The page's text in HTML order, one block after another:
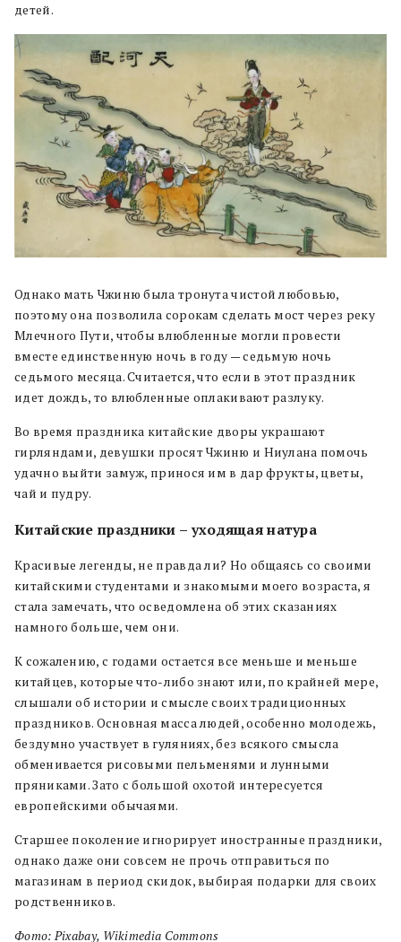
детей.
Однако мать Чжиню была тронута чистой любовью,
поэтому она позволила сорокам сделать мост через реку
Млечного Пути, чтобы влюбленные могли провести
вместе единственную ночь в году — седьмую ночь
седьмого месяца. Считается, что если в этот праздник
идет дождь, то влюбленные оплакивают разлуку.
Во время праздника китайские дворы украшают
гирляндами, девушки просят Чжиню и Ниулана помочь
удачно выйти замуж, принося им в дар фрукты, цветы,
чай и пудру.
Китайские праздники – уходящая натура
Красивые легенды, не правда ли? Но общаясь со своими
китайскими студентами и знакомыми моего возраста, я
стала замечать, что осведомлена об этих сказаниях
намного больше, чем они.
К сожалению, с годами остается все меньше и меньше
китайцев, которые что-либо знают или, по крайней мере,
слышали об истории и смысле своих традиционных
праздников. Основная масса людей, особенно молодежь,
бездумно участвует в гуляниях, без всякого смысла
обменивается рисовыми пельменями и лунными
пряниками. Зато с большой охотой интересуется
европейскими обычаями.
Старшее поколение игнорирует иностранные праздники,
однако даже они совсем не прочь отправиться по
магазинам в период скидок, выбирая подарки для своих
родственников.
Фото: Pixabay, Wikimedia Commons